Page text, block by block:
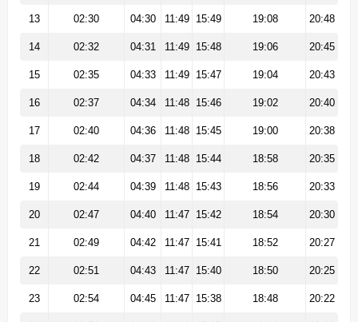
13 02:30 04:30 11:49 15:49 19:08 20:48
14 02:32 04:31 11:49 15:48 19:06 20:45
15 02:35 04:33 11:49 15:47 19:04 20:43
16 02:37 04:34 11:48 15:46 19:02 20:40
17 02:40 04:36 11:48 15:45 19:00 20:38
18 02:42 04:37 11:48 15:44 18:58 20:35
19 02:44 04:39 11:48 15:43 18:56 20:33
20 02:47 04:40 11:47 15:42 18:54 20:30
21 02:49 04:42 11:47 15:41 18:52 20:27
22 02:51 04:43 11:47 15:40 18:50 20:25
23 02:54 04:45 11:47 15:38 18:48 20:22